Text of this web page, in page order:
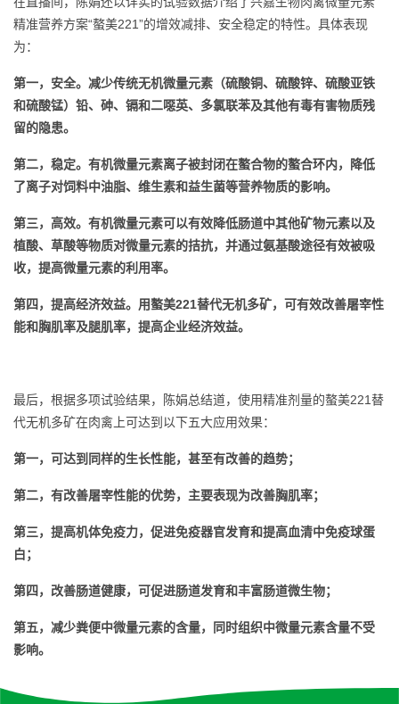
精准营养方案“螯美221”的增效减排、安全稳定的特性。具体表现
为：
第一，安全。减少传统无机微量元素（硫酸铜、硫酸锌、硫酸亚铁
和硫酸锰）铅、砷、镉和二噁英、多氯联苯及其他有毒有害物质残
留的隐患。
第二，稳定。有机微量元素离子被封闭在螯合物的螯合环内，降低
了离子对饲料中油脂、维生素和益生菌等营养物质的影响。
第三，高效。有机微量元素可以有效降低肠道中其他矿物元素以及
植酸、草酸等物质对微量元素的拮抗，并通过氨基酸途径有效被吸
收，提高微量元素的利用率。
第四，提高经济效益。用螯美221替代无机多矿，可有效改善屠宰性
能和胸肌率及腿肌率，提高企业经济效益。
最后，根据多项试验结果，陈娟总结道，使用精准剂量的螯美221替
代无机多矿在肉禽上可达到以下五大应用效果：
第一，可达到同样的生长性能，甚至有改善的趋势；
第二，有改善屠宰性能的优势，主要表现为改善胸肌率；
第三，提高机体免疫力，促进免疫器官发育和提高血清中免疫球蛋
白；
第四，改善肠道健康，可促进肠道发育和丰富肠道微生物；
第五，减少粪便中微量元素的含量，同时组织中微量元素含量不受
影响。